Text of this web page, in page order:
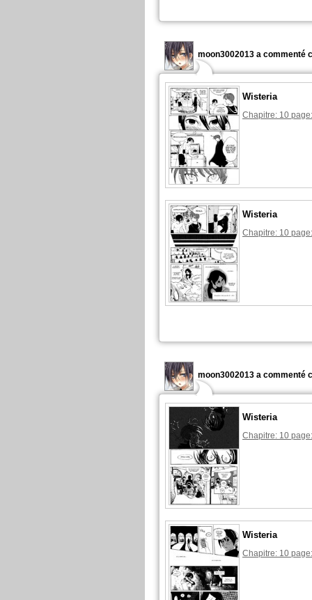
moon3002013 a commenté
Wisteria
Chapitre: 10
Wisteria
Chapitre: 10
moon3002013 a commenté
Wisteria
Chapitre: 10
Wisteria
Chapitre: 10